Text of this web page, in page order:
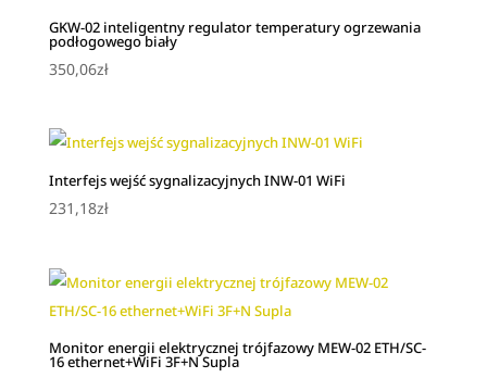
GKW-02 inteligentny regulator temperatury ogrzewania
podłogowego biały
350,06zł
Interfejs wejść sygnalizacyjnych INW-01 WiFi
231,18zł
Monitor energii elektrycznej trójfazowy MEW-02 ETH/SC-
16 ethernet+WiFi 3F+N Supla